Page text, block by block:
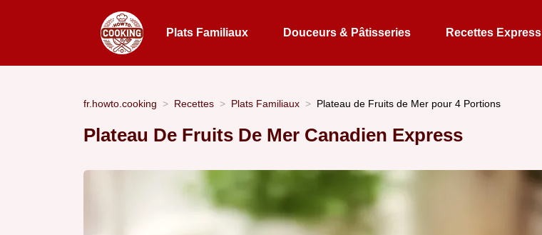
Plats Familiaux Douceurs & Pâtisseries Recettes Express
fr.howto.cooking Recettes Plats Familiaux Plateau de Fruits de Mer pour 4 Portions
Plateau De Fruits De Mer Canadien Express